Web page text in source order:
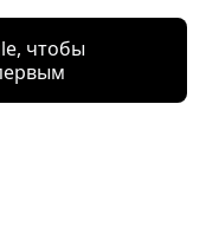
чтобы